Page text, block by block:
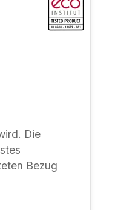
Die
Bezug
Kokosfaser